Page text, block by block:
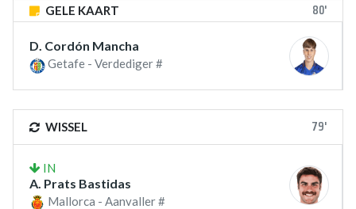
GELE KAART 80'
D. Cordón Mancha
Getafe - Verdediger #
WISSEL 79'
IN
A. Prats Bastidas
Mallorca - Aanvaller #